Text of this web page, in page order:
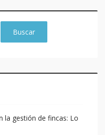
la gestión de fincas: Lo